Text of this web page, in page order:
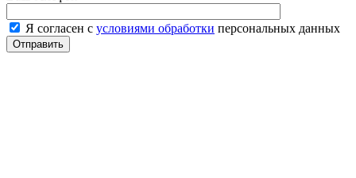
Я согласен с условиями обработки персональных данных